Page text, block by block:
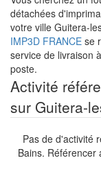
détachées
votre ville Guitera-
IMP3D FRANCE se
service de livraison
poste.
Activité
sur Guitera-
Pas de d'activité
Bains. Référencer